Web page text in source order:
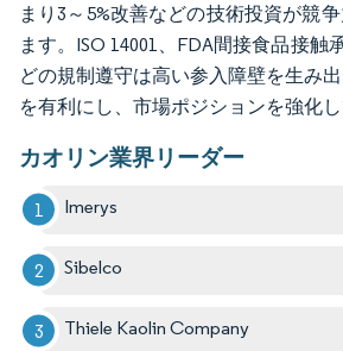
まり3～5%改善などの技術投資が競
ます。ISO 14001、FDA間接食品接触
どの規制遵守は高い参入障壁を生み
を有利にし、市場ポジションを強化し
カオリン業界リーダー
Imerys
Sibelco
Thiele Kaolin Company